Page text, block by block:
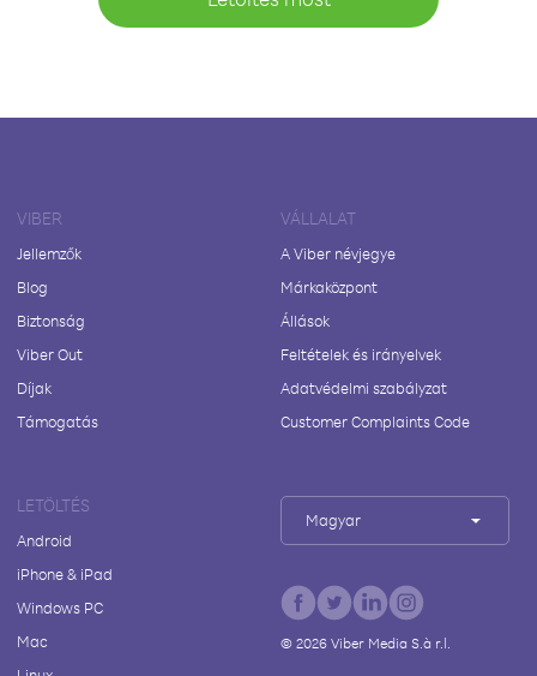
VIBER
Jellemzők
Blog
Biztonság
Viber Out
Díjak
Támogatás
VÁLLALAT
A Viber névjegye
Márkaközpont
Állások
Feltételek és irányelvek
Adatvédelmi szabályzat
Customer Complaints Code
LETÖLTÉS
Android
iPhone & iPad
Windows PC
Mac
Magyar
© 2026Viber Media S.à r.l.